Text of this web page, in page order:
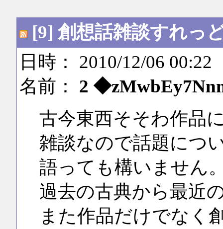
[9] 創想話雑談すれっ
日時： 2010/12/06 00:22
名前： 2
古今東西そそわ作品
雑談なので話題につ
語っても構いません
過去の古典から最近
また作品だけでなく